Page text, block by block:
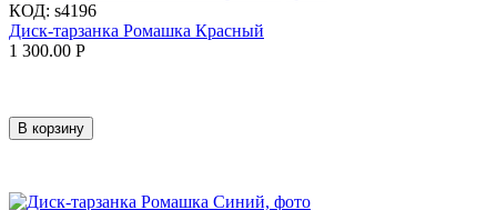
КОД: s4196
Диск-тарзанка Ромашка Красный
1 300.00 Р
В корзину